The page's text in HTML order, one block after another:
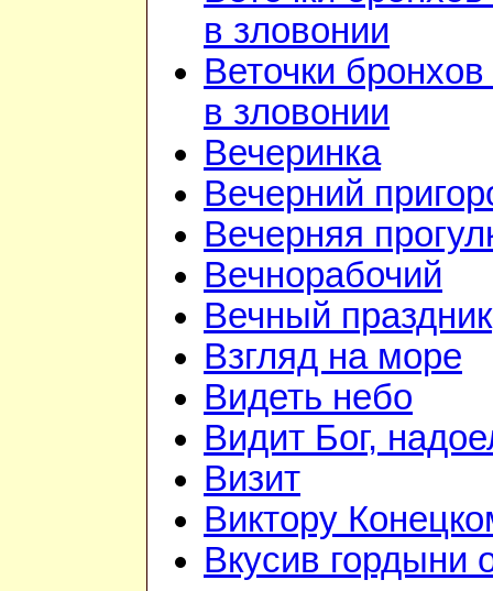
в зловонии
Веточки бронхов
в зловонии
Вечеринка
Вечерний
Вечерняя
Вечнорабочий
Вечный праздник
Взгляд на море
Видеть небо
Видит Бог,
Визит
Виктору
Вкусив гордыни